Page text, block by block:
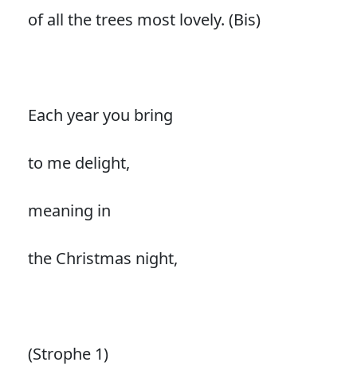
of all the trees most lovely. (Bis)
Each year you bring
to me delight,
meaning in
the Christmas night,
(Strophe 1)